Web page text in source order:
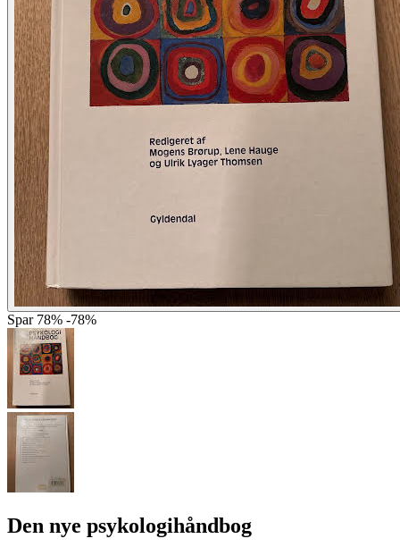
Spar 78% -78%
Den nye psykologihåndbog